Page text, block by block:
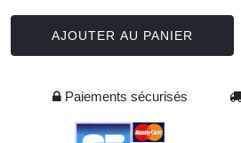
AJOUTER AU PANIER
Paiements sécurisés